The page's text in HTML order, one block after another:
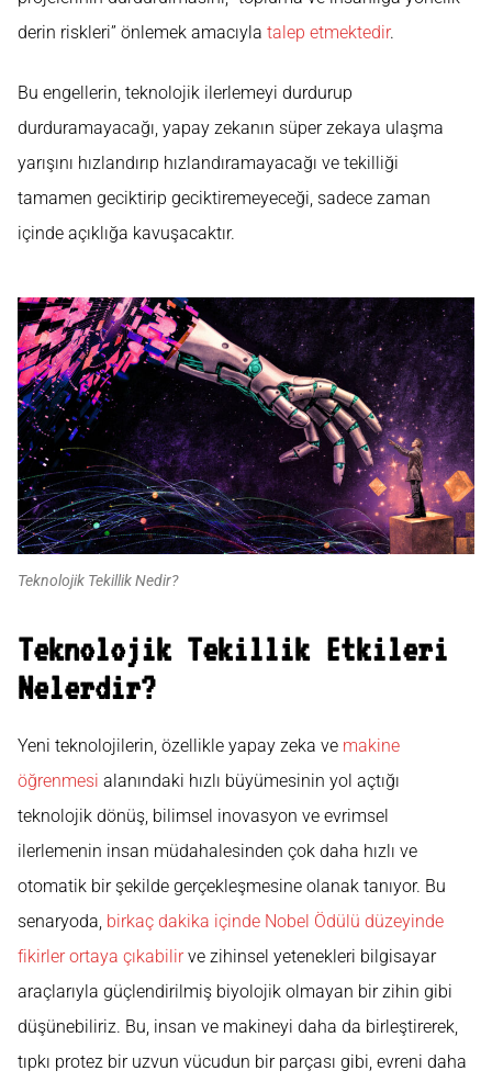
derin riskleri” önlemek amacıyla talep etmektedir.
Bu engellerin, teknolojik ilerlemeyi durdurup
durduramayacağı, yapay zekanın süper zekaya ulaşma
yarışını hızlandırıp hızlandıramayacağı ve tekilliği
tamamen geciktirip geciktiremeyeceği, sadece zaman
içinde açıklığa kavuşacaktır.
Teknolojik Tekillik Nedir?
Teknolojik Tekillik Etkileri
Nelerdir?
Yeni teknolojilerin, özellikle yapay zeka ve makine
öğrenmesi alanındaki hızlı büyümesinin yol açtığı
teknolojik dönüş, bilimsel inovasyon ve evrimsel
ilerlemenin insan müdahalesinden çok daha hızlı ve
otomatik bir şekilde gerçekleşmesine olanak tanıyor. Bu
senaryoda, birkaç dakika içinde Nobel Ödülü düzeyinde
fikirler ortaya çıkabilirve zihinsel yetenekleri bilgisayar
araçlarıyla güçlendirilmiş biyolojik olmayan bir zihin gibi
düşünebiliriz. Bu, insan ve makineyi daha da birleştirerek,
tıpkı protez bir uzvun vücudun bir parçası gibi, evreni daha